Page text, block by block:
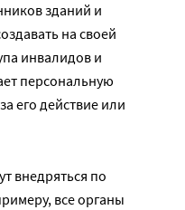
зданий и
на своей
инвалидов и
персональную
его действие или
внедряться по
все органы